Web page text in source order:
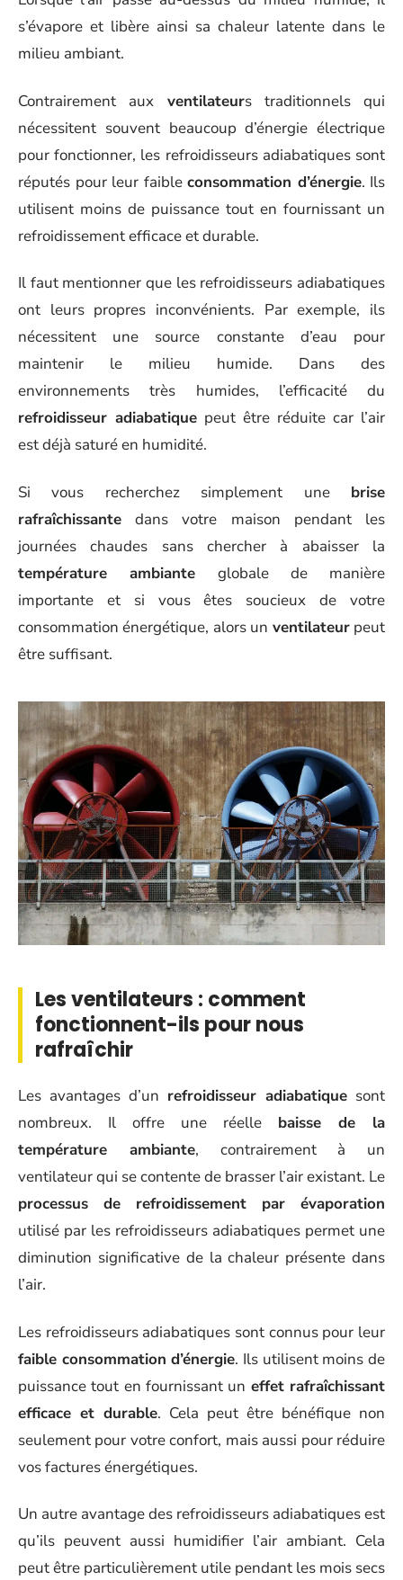
s’évapore et libère ainsi sa chaleur latente dans le
milieu ambiant.
Contrairement aux ventilateurs traditionnels qui
nécessitent souvent beaucoup d’énergie électrique
pour fonctionner, les refroidisseurs adiabatiques sont
réputés pour leur faible consommation d’énergie. Ils
utilisent moins de puissance tout en fournissant un
refroidissement efficace et durable.
Il faut mentionner que les refroidisseurs adiabatiques
ont leurs propres inconvénients. Par exemple, ils
nécessitent une source constante d’eau pour
maintenir le milieu humide. Dans des
environnements très humides, l’efficacité du
refroidisseur adiabatique peut être réduite car l’air
est déjà saturé en humidité.
Si vous recherchez simplement une brise
rafraîchissante dans votre maison pendant les
journées chaudes sans chercher à abaisser la
température ambiante globale de manière
importante et si vous êtes soucieux de votre
consommation énergétique, alors un ventilateurpeut
être suffisant.
Les ventilateurs : comment
fonctionnent-ils pour nous
rafraîchir
Les avantages d’un refroidisseur adiabatique sont
nombreux. Il offre une réelle baisse de la
température ambiante, contrairement à un
ventilateur qui se contente de brasser l’air existant. Le
processus de refroidissement par évaporation
utilisé par les refroidisseurs adiabatiques permet une
diminution significative de la chaleur présente dans
l’air.
Les refroidisseurs adiabatiques sont connus pour leur
faible consommation d’énergie. Ils utilisent moins de
puissance tout en fournissant un effet rafraîchissant
efficace et durable. Cela peut être bénéfique non
seulement pour votre confort, mais aussi pour réduire
vos factures énergétiques.
Un autre avantage des refroidisseurs adiabatiques est
qu’ils peuvent aussi humidifier l’air ambiant. Cela
peut être particulièrement utile pendant les mois secs